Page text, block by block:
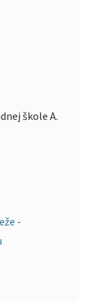
škole A.
-